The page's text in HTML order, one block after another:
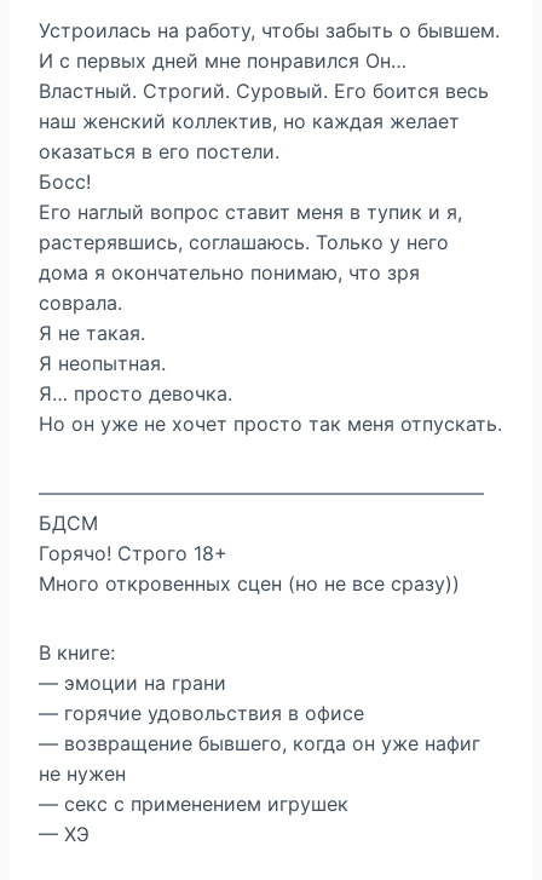
Устроилась на работу, чтобы забыть о бывшем.
И с первых дней мне понравился Он…
Властный. Строгий. Суровый. Его боится весь
наш женский коллектив, но каждая желает
оказаться в его постели.
Босс!
Его наглый вопрос ставит меня в тупик и я,
растерявшись, соглашаюсь. Только у него
дома я окончательно понимаю, что зря
соврала.
Я не такая.
Я неопытная.
Я… просто девочка.
Но он уже не хочет просто так меня отпускать.
———————————————————————
БДСМ
Горячо! Строго 18+
Много откровенных сцен (но не все сразу))
В книге:
— эмоции на грани
— горячие удовольствия в офисе
— возвращение бывшего, когда он уже нафиг
не нужен
— секс с применением игрушек
— ХЭ